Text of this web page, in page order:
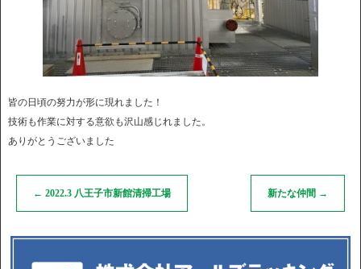
皆の日頃の努力が形に現れました！
技術も作業に対する意欲も沢山感じれました。
ありがとうございました
← 2022.3 八王子市新館清掃工場 新たな仲間 →